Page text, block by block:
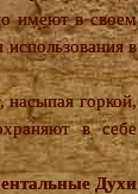
имеют в своем
в
горкой,
в себе
Духи